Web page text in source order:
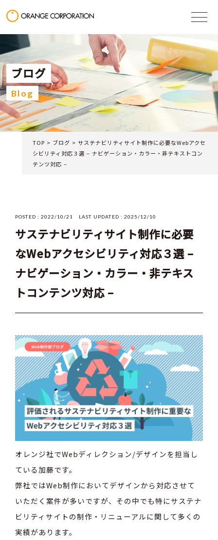
ブログ
Blog
TOP > ブログ >サステナビリティサイト制作に必要なWebアクセ
シビリティ対応３選 – ナビゲーション・カラー・非テキストコン
テンツ対応 –
POSTED :2022/10/21 LAST UPDATED : 2025/12/10
サステナビリティサイト制作に必要
なWebアクセシビリティ対応３選 –
ナビゲーション・カラー・非テキス
トコンテンツ対応 –
オレンジ社でWebディレクション/デザインを担当し
ている加藤です。
弊社ではWeb制作においてデザインから対応させて
いただく案件が多いですが、その中でも特にサステナ
ビリティサイトの制作・リニューアルに関して多くの
実績があります。